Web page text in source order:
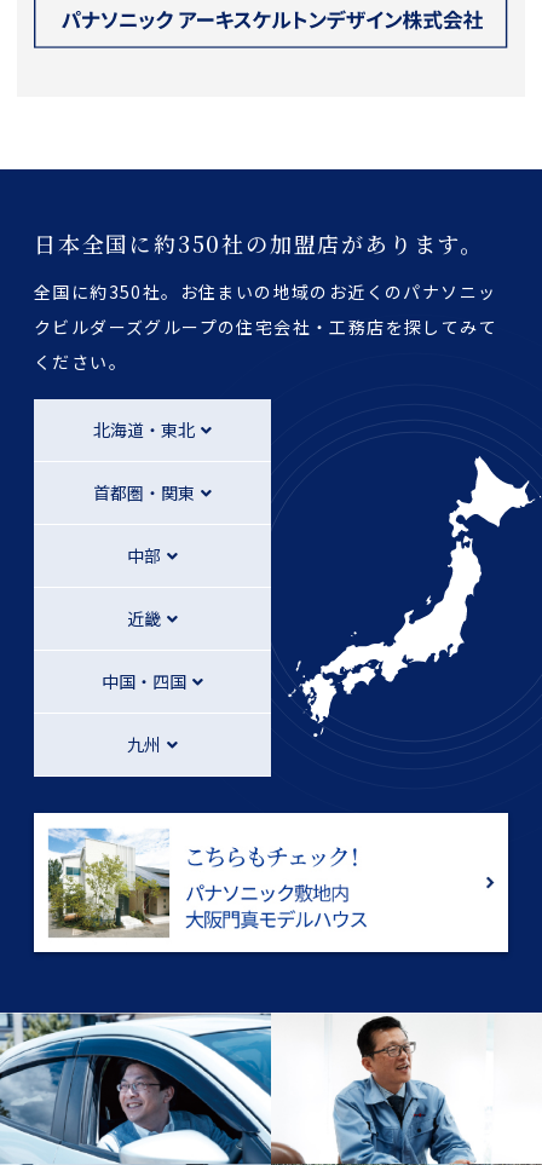
日本全国に約350社の加盟店があります。
全国に約350社。お住まいの地域のお近くのパナソニッ
クビルダーズグループの住宅会社・工務店を探してみて
ください。
北海道・東北
首都圏・関東
中部
近畿
中国・四国
九州